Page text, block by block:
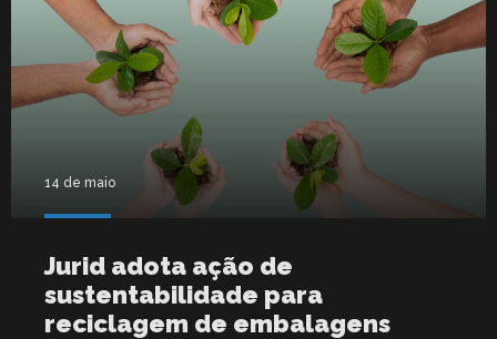
14 de maio
Jurid adota ação de
sustentabilidade para
reciclagem de embalagens